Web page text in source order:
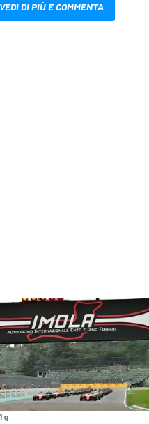
VEDI DI PIÙ E COMMENTA
1 g